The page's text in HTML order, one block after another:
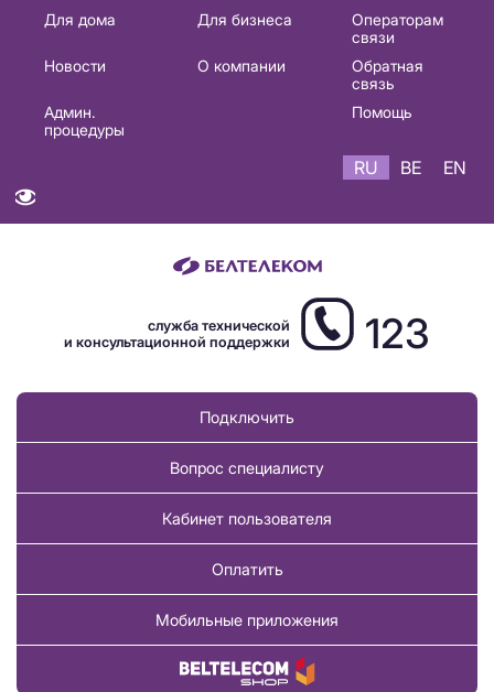
Основная
навигация
Для дома Для бизнеса
Операторам
связи
Новости
О компании
Обратная
связь
Админ.
процедуры
Помощь
RU BE EN
служба технической
и консультационной поддержки
123
Подключить
Вопрос специалисту
Кабинет пользователя
Оплатить
Мобильные приложения
Купить товар